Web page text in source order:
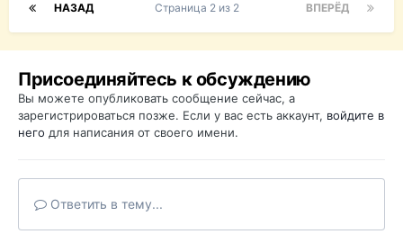
НАЗАД ВПЕРЁД
Страница 2 из 2
Присоединяйтесь к обсуждению
Вы можете опубликовать сообщение сейчас, а
зарегистрироваться позже. Если у вас есть аккаунт, войдите в
него для написания от своего имени.
Ответить в тему...